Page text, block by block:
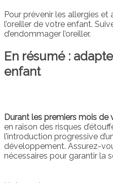
Pour prévenir les allergies
l’oreiller de votre enfant.
d’endommager l’oreiller.
En résumé :
enfant
Durant les premiers mois de
en raison des risques
l’introduction progressive
développement. Assurez-
nécessaires pour garantir la